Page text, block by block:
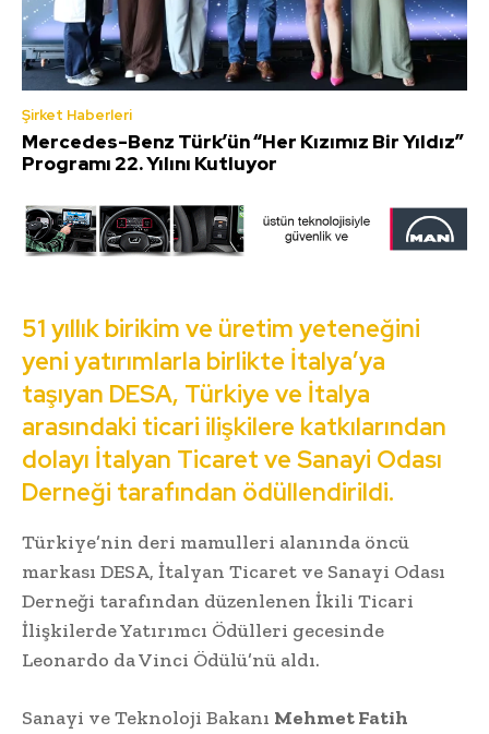
Şirket Haberleri
Mercedes-Benz Türk’ün “Her Kızımız Bir Yıldız”
Programı 22. Yılını Kutluyor
51 yıllık birikim ve üretim yeteneğini
yeni yatırımlarla birlikte İtalya’ya
taşıyan DESA, Türkiye ve İtalya
arasındaki ticari ilişkilere katkılarından
dolayı İtalyan Ticaret ve Sanayi Odası
Derneği tarafından ödüllendirildi.
Türkiye’nin deri mamulleri alanında öncü
markası DESA, İtalyan Ticaret ve Sanayi Odası
Derneği tarafından düzenlenen İkili Ticari
İlişkilerde Yatırımcı Ödülleri gecesinde
Leonardo da Vinci Ödülü’nü aldı.
Sanayi ve Teknoloji Bakanı Mehmet Fatih